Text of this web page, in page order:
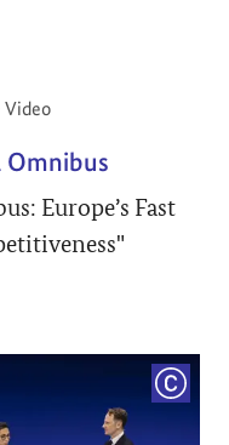
Video
Omnibus
Europe’s Fast